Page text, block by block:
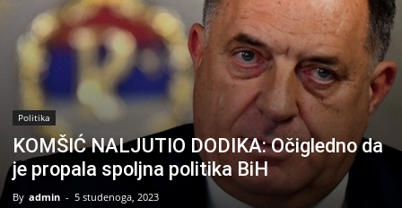
Politika
KOMŠIĆ NALJUTIO DODIKA: Očigledno da
je propala spoljna politika BiH
By admin - 5 studenoga, 2023